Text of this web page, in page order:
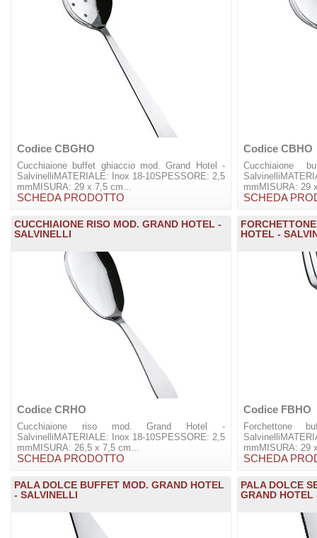
Codice CBGHO
Cucchiaione buffet ghiaccio mod. Grand Hotel -
SalvinelliMATERIALE: Inox 18-10SPESSORE: 2,5
mmMISURA: 29 x 7,5 cm...
SCHEDA PRODOTTO
Codice CBHO
Cucchiaione
mmMISURA: 29
SCHEDA
CUCCHIAIONE RISO MOD. GRAND HOTEL -
SALVINELLI
Codice CRHO
Cucchiaione riso mod. Grand Hotel -
SalvinelliMATERIALE: Inox 18-10SPESSORE: 2,5
mmMISURA: 26,5 x 7,5 cm...
SCHEDA PRODOTTO
HOTEL -
Codice FBHO
Forchettone
mmMISURA: 29
SCHEDA
PALA DOLCE BUFFET MOD. GRAND HOTEL
- SALVINELLI
PALA DOLCE
GRAND